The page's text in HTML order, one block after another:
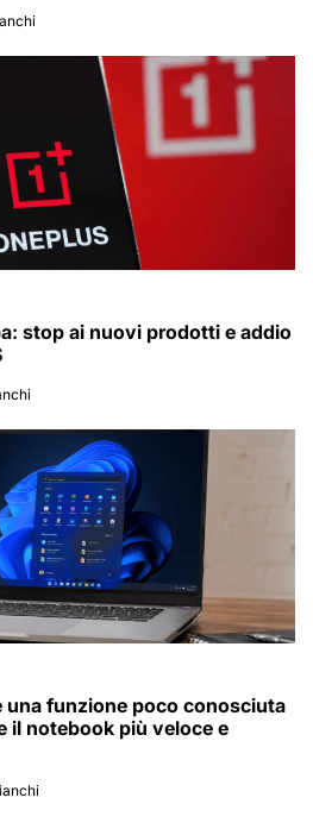
stop ai nuovi prodotti e addio
una funzione poco conosciuta
il notebook più veloce e